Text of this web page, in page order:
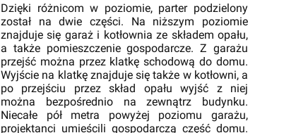
Dzięki różnicom w poziomie, parter podzielony
został na dwie części. Na niższym poziomie
znajduje się garaż i kotłownia ze składem opału,
a także pomieszczenie gospodarcze. Z garażu
przejść można przez klatkę schodową do domu.
Wyjście na klatkę znajduje się także w kotłowni, a
po przejściu przez skład opału wyjść z niej
można bezpośrednio na zewnątrz budynku.
Niecałe pół metra powyżej poziomu garażu,
projektanci umieścili gospodarczą część domu.